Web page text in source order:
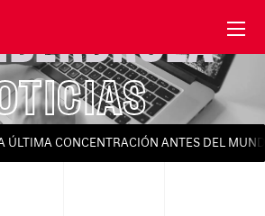
CONCENTRACIÓN ANTES DEL